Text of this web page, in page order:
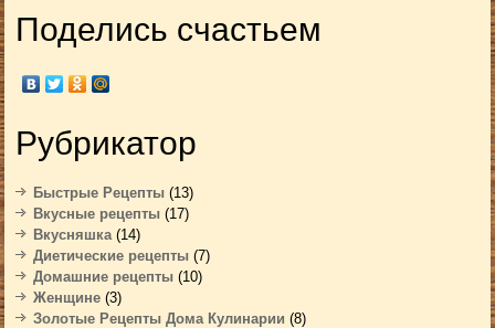
Поделись счастьем
Рубрикатор
Быстрые Рецепты (13)
Вкусные рецепты (17)
Вкусняшка(14)
Диетические рецепты (7)
Домашние рецепты (10)
Женщине (3)
Золотые Рецепты Дома Кулинарии (8)